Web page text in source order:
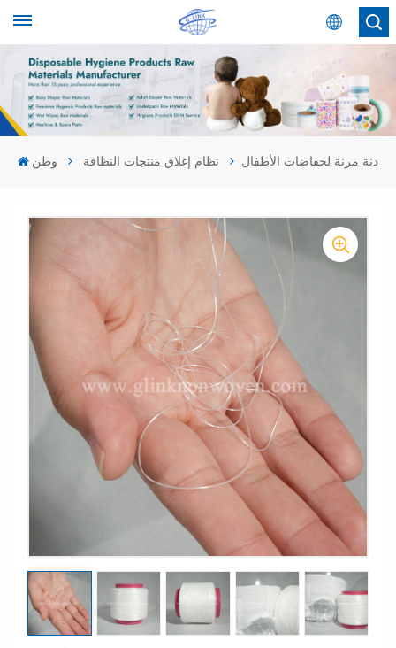
عربي
English
وطن نظام إغلاق منتجات النظافة دنة مرنة لحفاضات الأطفال